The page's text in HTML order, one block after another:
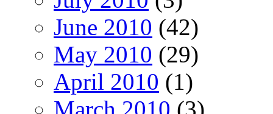
June 2010 (42)
May 2010 (29)
April 2010 (1)
March 2010 (3)